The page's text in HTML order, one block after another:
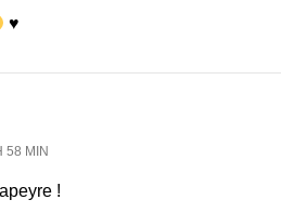
♥
58 MIN
!